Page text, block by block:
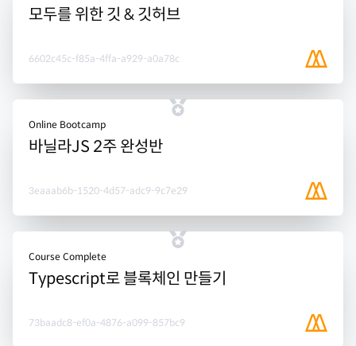
모두를 위한 깃 & 깃허브
6602c45c-f85a-4ffa-a929-a0a78c
Online Bootcamp
바닐라JS 2주 완성반
3eaaab6b-1520-4d57-adc9-9c7e29
Course Complete
Typescript로 블록체인 만들기
73baadc8-ef0a-4876-a099-857bc9